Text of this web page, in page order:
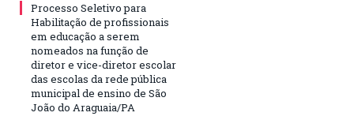
Processo Seletivo para
Habilitação de profissionais
em educação a serem
nomeados na função de
diretor e vice-diretor escolar
das escolas da rede pública
municipal de ensino de São
João do Araguaia/PA